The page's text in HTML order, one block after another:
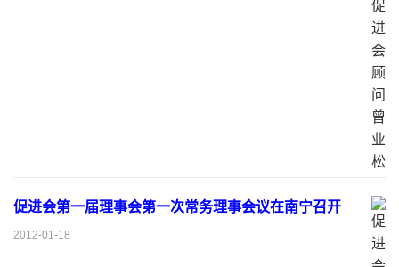
促进会第一届理事会第一次常务理事会议在南宁召开
2012-01-18